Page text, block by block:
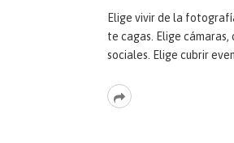
Elige vivir de la
te cagas. Elige
sociales. Elige cubrir
Read